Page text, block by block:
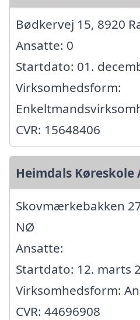
Bødkervej 15, 8920
Ansatte: 0
Startdato: 01.
Virksomhedsform:
CVR: 15648406
Heimdals Køreskole
Skovmærkebakken
NØ
Ansatte:
Startdato: 12. marts
Virksomhedsform:
CVR: 44696908